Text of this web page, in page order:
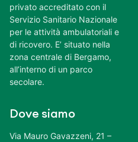
privato accreditato con il
Servizio Sanitario Nazionale
per le attività ambulatoriali e
di ricovero. E’ situato nella
zona centrale di Bergamo,
all’interno di un parco
secolare.
Dove siamo
Via Mauro Gavazzeni, 21 –